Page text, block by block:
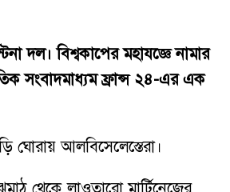
দল। বিশ্বকাপের মহাযজ্ঞে নামার
সংবাদমাধ্যম ফ্রান্স ২৪-এর এক
ঘোরায় আলবিসেলেস্তেরা।